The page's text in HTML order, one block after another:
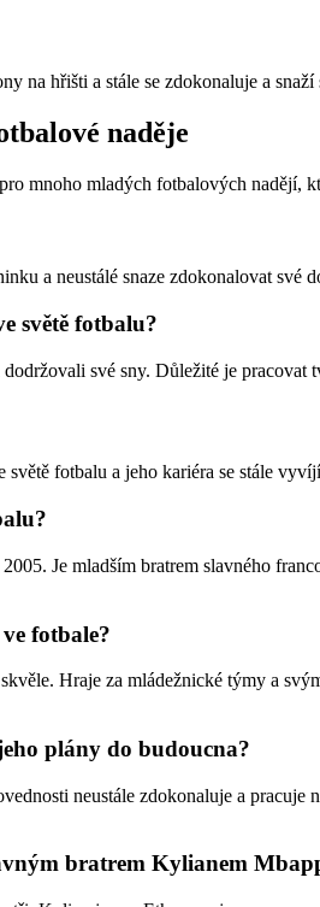
na hřišti a stále se zdokonaluje a
naděje
mnoho mladých fotbalových nadějí,
a neustálé snaze zdokonalovat své
světě fotbalu?
své sny. Důležité je
fotbalu a jeho kariéra se stále
Je mladším bratrem slavného
fotbale?
Hraje za mládežnické týmy a
plány do budoucna?
neustále zdokonaluje a
bratrem Kylianem